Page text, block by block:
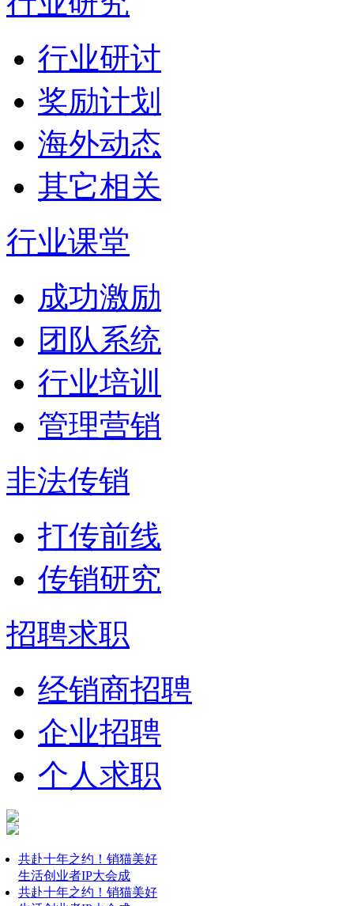
行业研讨
奖励计划
海外动态
其它相关
行业课堂
成功激励
团队系统
行业培训
管理营销
非法传销
打传前线
传销研究
招聘求职
经销商招聘
企业招聘
个人求职
共赴十年之约！销猫美好
生活创业者IP大会成
共赴十年之约！销猫美好